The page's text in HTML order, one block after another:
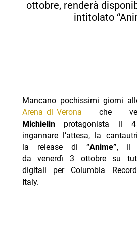
ottobre, renderà
intitolato
Mancano pochissimi giorni
Arena di Verona che
Michielinprotagonista il
ingannare l’attesa, la
la release di “Anime”, il
da venerdì 3 ottobre su
digitali per Columbia
Italy.